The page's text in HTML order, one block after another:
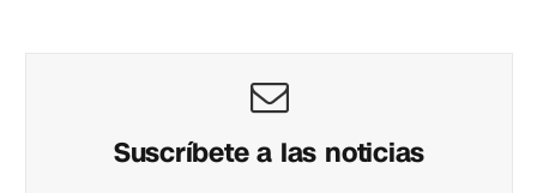
Suscríbete a las noticias